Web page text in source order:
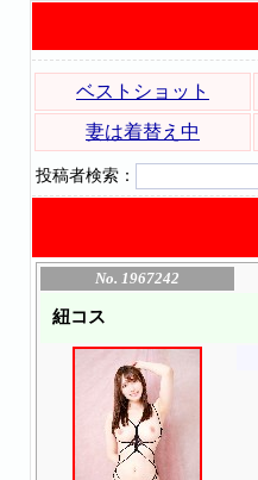
ベストショット
妻は着替え中
投稿者検索：
No. 1967242
紐コス